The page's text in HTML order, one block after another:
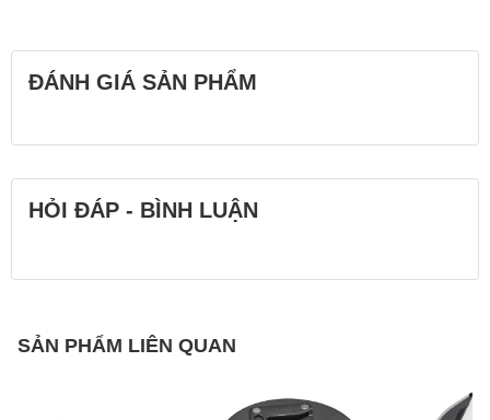
ĐÁNH GIÁ SẢN PHẨM
HỎI ĐÁP - BÌNH LUẬN
SẢN PHẨM LIÊN QUAN